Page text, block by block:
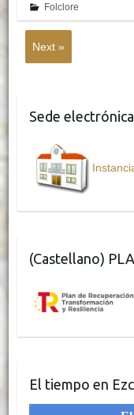
Folclore
Next »
Sede electrónica
(Castellano)
El tiempo en